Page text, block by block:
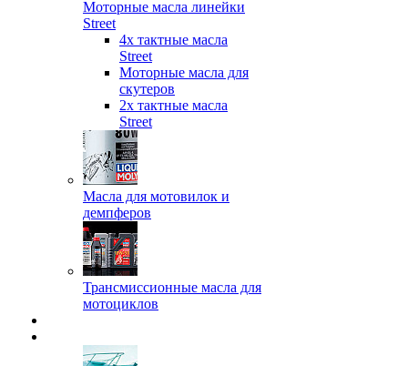
Моторные масла линейки
Street
4х тактные масла
Street
Моторные масла для
скутеров
2х тактные масла
Street
Масла для мотовилок и
демпферов
Трансмиссионные масла для
мотоциклов